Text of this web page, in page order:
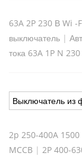
63A 2P 230 В Wi -
выключатель |
тока 63A 1P N
Выключатель из
2p 250-400A 1500
MCCB | 2P 400-